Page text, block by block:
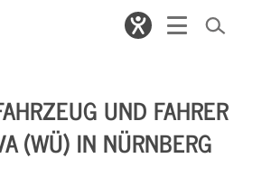
UND FAHRER
(WÜ) IN NÜRNBERG